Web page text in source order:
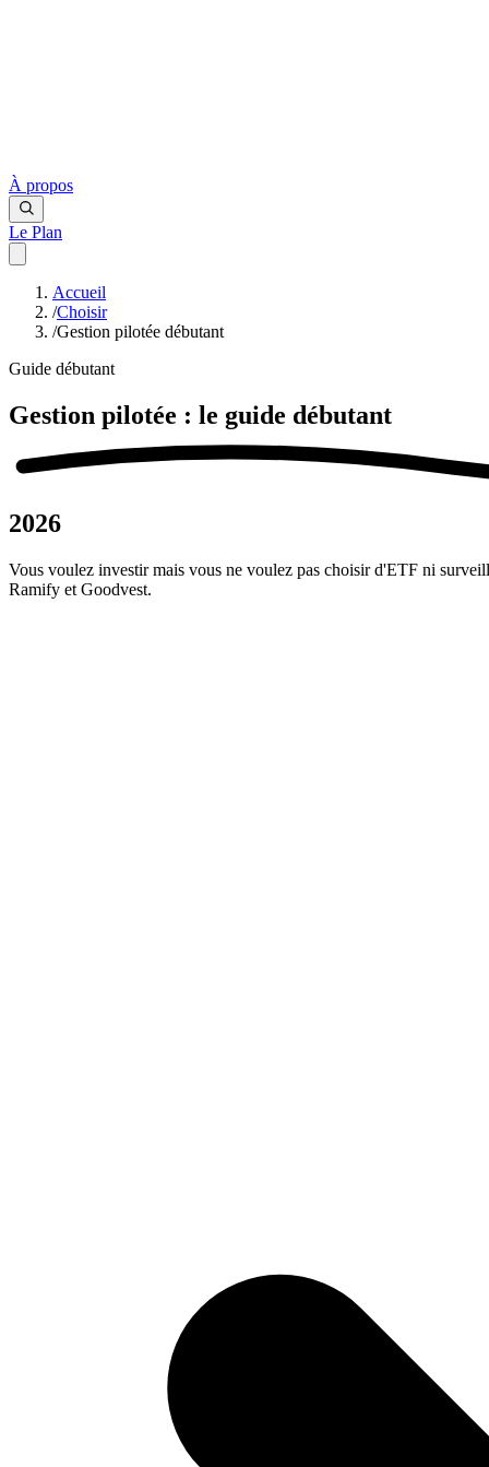
À propos
Le Plan
Accueil
/Choisir
/Gestion pilotée débutant
Guide débutant
Gestion pilotée : le guide débutant
2026
Vous voulez investir mais vous ne voulez pas choisir d'ETF ni
Ramify et Goodvest.